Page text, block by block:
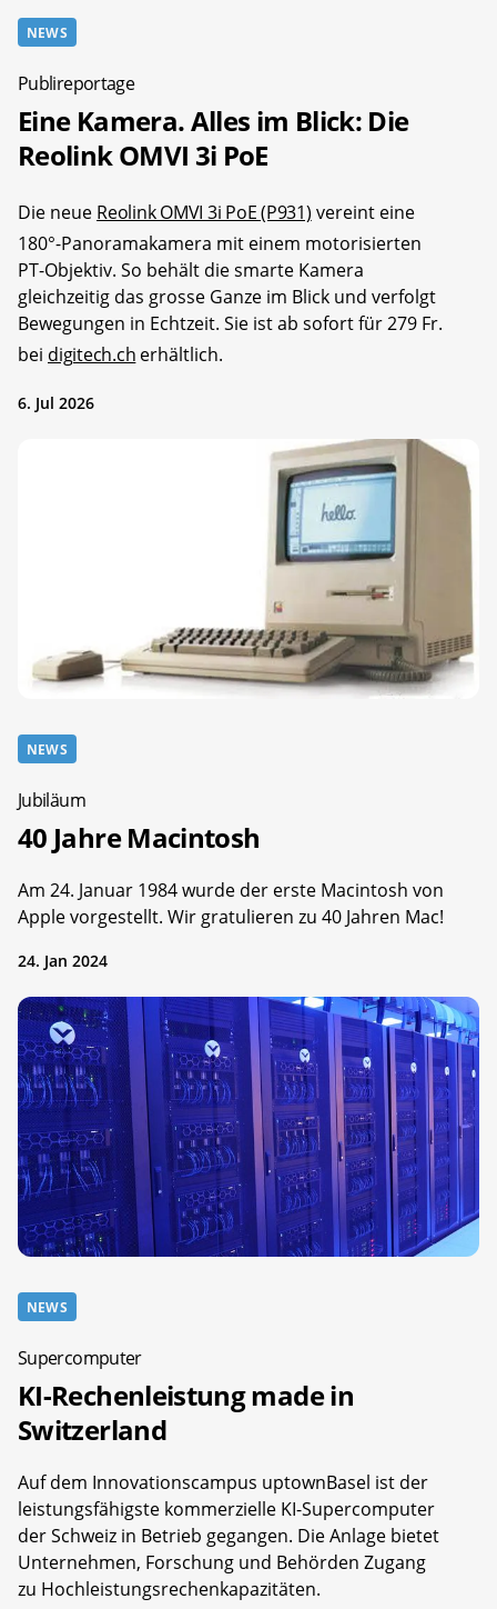
NEWS
Publireportage
Eine Kamera. Alles im Blick: Die
Reolink OMVI 3i PoE
Die neue Reolink OMVI 3i PoE (P931) vereint eine
180°-Panoramakamera mit einem motorisierten
PT-Objektiv. So behält die smarte Kamera
gleichzeitig das grosse Ganze im Blick und verfolgt
Bewegungen in Echtzeit. Sie ist ab sofort für 279 Fr.
bei digitech.ch erhältlich.
6. Jul 2026
NEWS
Jubiläum
40 Jahre Macintosh
Am 24. Januar 1984 wurde der erste Macintosh von
Apple vorgestellt. Wir gratulieren zu 40 Jahren Mac!
24. Jan 2024
NEWS
Supercomputer
KI-Rechenleistung made in
Switzerland
Auf dem Innovationscampus uptownBasel ist der
leistungsfähigste kommerzielle KI-Supercomputer
der Schweiz in Betrieb gegangen. Die Anlage bietet
Unternehmen, Forschung und Behörden Zugang
zu Hochleistungsrechenkapazitäten.